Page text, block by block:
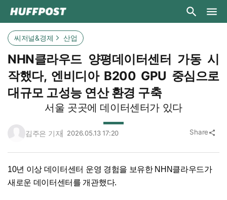
씨저널&경제 산업
NHN클라우드 양평데이터센터 가동 시
작했다, 엔비디아 B200 GPU 중심으로
대규모 고성능 연산 환경 구축
서울 곳곳에 데이터센터가 있다
김주은 기자 2026.05.13 17:20 Share share
10년 이상 데이터센터 운영 경험을 보유한 NHN클라우드가
새로운 데이터센터를 개관했다.